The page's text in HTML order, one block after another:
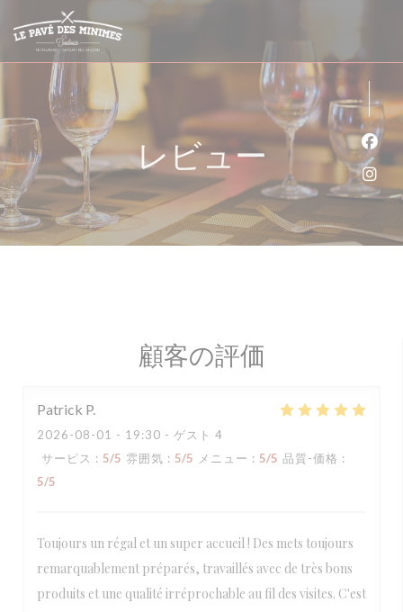
クッキー利用の管理について
レビュー
顧客の評価
Patrick P
2026-08-01 - 19:30 - ゲスト 4
サービス : 5/5 雰囲気 : 5/5 メニュー : 5/5 品質-価格 :
5/5
Toujours un régal et un super accueil ! Des mets toujours
remarquablement préparés, travaillés avec de très bons
produits et une qualité irréprochable au fil des visites. C'est